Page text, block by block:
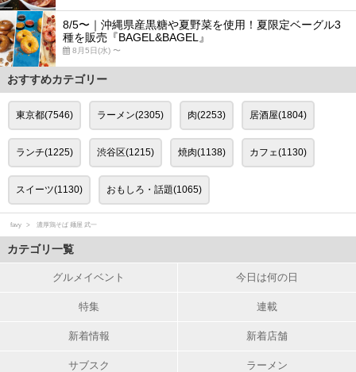
8/5〜｜沖縄県産黒糖や夏野菜を使用！夏限定ベーグル3
種を販売『BAGEL&BAGEL』
8月5日(水) 〜
おすすめカテゴリー
東京都(7546) ラーメン(2305) 肉(2253) 居酒屋(1804)
ランチ(1225) 渋谷区(1215) 焼肉(1138) カフェ(1130)
スイーツ(1130) おもしろ・話題(1065)
favy 濃厚鶏そば 麺屋 武一
カテゴリ一覧
グルメイベント 今日は何の日
特集 連載
新着情報 新着店舗
サブスク ラーメン